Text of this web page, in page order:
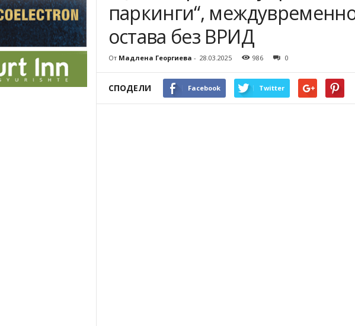
паркинги“,
остава без ВРИД
От Мадлена Георгиева - 28.03.2025 986 0
СПОДЕЛИ Facebook Twitter